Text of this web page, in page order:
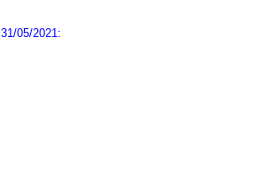
05/2021: